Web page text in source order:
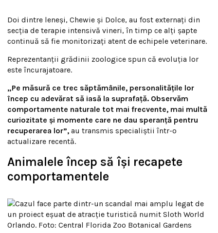
Doi dintre leneși, Chewie și Dolce, au fost externați din
secția de terapie intensivă vineri, în timp ce alți șapte
continuă să fie monitorizați atent de echipele veterinare.
Reprezentanții grădinii zoologice spun că evoluția lor
este încurajatoare.
„Pe măsură ce trec săptămânile, personalitățile lor
încep cu adevărat să iasă la suprafață. Observăm
comportamente naturale tot mai frecvente, mai multă
curiozitate și momente care ne dau speranță pentru
recuperarea lor”, au transmis specialiștii într-o
actualizare recentă.
Animalele încep să își recapete
comportamentele